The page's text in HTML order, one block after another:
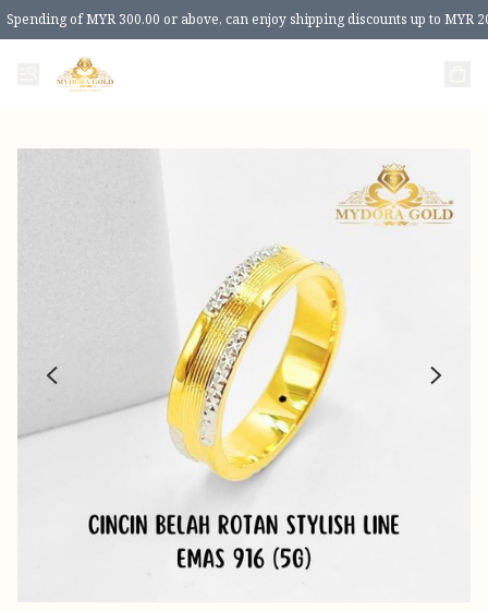
Spending of MYR 300.00 or above, can enjoy shipping discounts up to MYR